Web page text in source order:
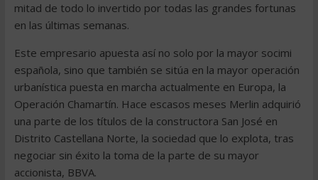
mitad de todo lo invertido por todas las grandes fortunas
en las últimas semanas.
Este empresario apuesta así no solo por la mayor socimi
española, sino que también se sitúa en la mayor operación
urbanística puesta en marcha actualmente en Europa, la
Operación Chamartín. Hace escasos meses Merlin adquirió
una parte de los títulos de la constructora San José en
Distrito Castellana Norte, la sociedad que lo explota, tras
negociar sin éxito la toma de la parte de su mayor
accionista, BBVA.